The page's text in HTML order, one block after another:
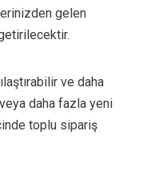
gelen
ve daha
daha fazla yeni
toplu sipariş